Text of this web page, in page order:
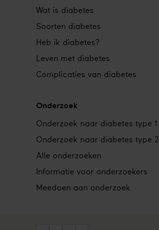
Footer
navigation
Wat is diabetes
Soorten diabetes
Heb ik diabetes?
Leven met diabetes
Complicaties van diabetes
Onderzoek
Onderzoek naar diabetes type 1
Onderzoek naar diabetes type 2
Alle onderzoeken
Informatie voor onderzoekers
Meedoen aan onderzoek